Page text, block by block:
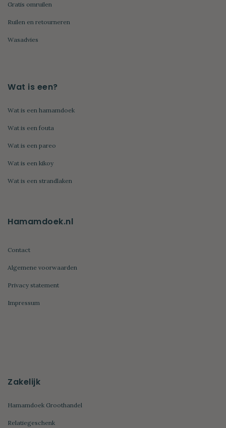
Gratis omruilen
Ruilen en retourneren
Wasadvies
Wat is een?
Wat is een hamamdoek
Wat is een fouta
Wat is een pareo
Wat is een kikoy
Wat is een strandlaken
Hamamdoek.nl
Contact
Algemene voorwaarden
Privacy statement
Impressum
Zakelijk
Hamamdoek Groothandel
Relatiegeschenk